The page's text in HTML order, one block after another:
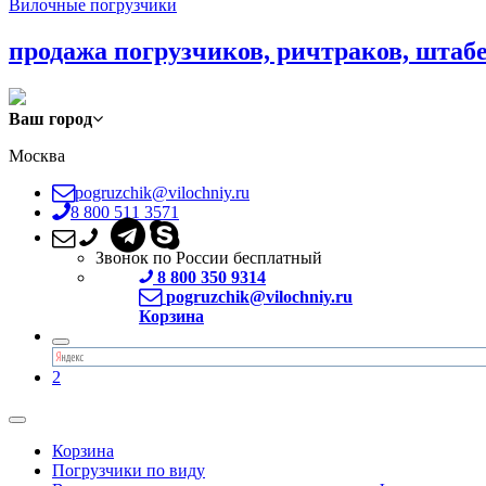
Вилочные погрузчики
продажа погрузчиков, ричтраков,
Ваш город
Москва
pogruzchik@vilochniy.ru
8 800 511 3571
Звонок по России бесплатный
8 800 350 9314
pogruzchik@vilochniy.ru
Корзина
2
Корзина
Погрузчики по виду